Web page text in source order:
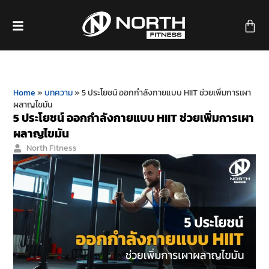
Home »บทความ»5 ประโยชน์ ออกกำลังกายแบบ HIIT ช่วยเพิ่มการเผา
ผลาญไขมัน
5 ประโยชน์ ออกกำลังกายแบบ HIIT ช่วยเพิ่มการเผา
ผลาญไขมัน
North Fitness